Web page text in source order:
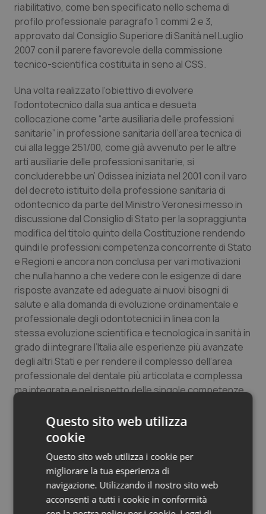
Veneto
Oncoematologia
Oncologia & Nutrizione
Quotidiano Cardiologia
Quotidiano Chirurgia
Quotidiano Oncologia
Quotidiano Pediatria
Rene & patologie urogenitali
Salute orale & impianti
Sangue & coagulazione
Tiroide
Tumore al seno
Tumore ovarico
Tumori del Polmone & Testa Collo
Tumori gastrointestinali
Ulcera & Reflusso
Vaccini
riabilitativo, come ben specificato nello schema di
profilo professionale paragrafo 1 commi 2 e 3,
approvato dal Consiglio Superiore di Sanità nel Luglio
2007 con il parere favorevole della commissione
tecnico-scientifica costituita in seno al CSS.
Una volta realizzato l’obiettivo di evolvere
l’odontotecnico dalla sua antica e desueta
collocazione come “arte ausiliaria delle professioni
sanitarie” in professione sanitaria dell’area tecnica di
cui alla legge 251/00, come già avvenuto per le altre
arti ausiliarie delle professioni sanitarie, si
concluderebbe un’ Odissea iniziata nel 2001 con il varo
del decreto istituito della professione sanitaria di
odontecnico da parte del Ministro Veronesi messo in
discussione dal Consiglio di Stato per la sopraggiunta
modifica del titolo quinto della Costituzione rendendo
quindi le professioni competenza concorrente di Stato
e Regioni e ancora non conclusa per vari motivazioni
che nulla hanno a che vedere con le esigenze di dare
risposte avanzate ed adeguate ai nuovi bisogni di
salute e alla domanda di evoluzione ordinamentale e
professionale degli odontotecnici in linea con la
stessa evoluzione scientifica e tecnologica in sanità in
grado di integrare l’Italia alle esperienze più avanzate
degli altri Stati e per rendere il complesso dell’area
professionale del dentale più articolata e complessa
ma integrata e nel rispetto delle singole competenze.
Saverio Proia
Ivan Pintus
Presidente CONFARTIGIANATO ODONTOTECNICI
Luigi Benvegnù
CIIOD-FISAPI
Miche Di Maio
Presidente ANTLO CONFCOMMERCIO
Questo sito web utilizza
cookie
Questo sito web utilizza i cookie per
migliorare la tua esperienza di
navigazione. Utilizzando il nostro sito web
acconsenti a tutti i cookie in conformità